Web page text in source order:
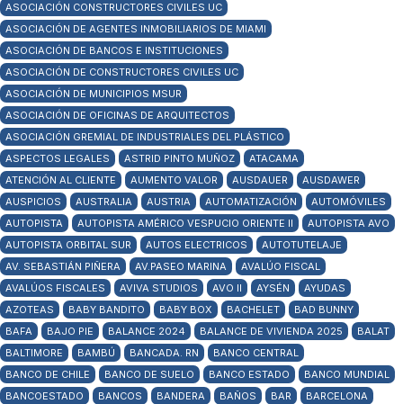
ASOCIACIÓN CONSTRUCTORES CIVILES UC
ASOCIACIÓN DE AGENTES INMOBILIARIOS DE MIAMI
ASOCIACIÓN DE BANCOS E INSTITUCIONES
ASOCIACIÓN DE CONSTRUCTORES CIVILES UC
ASOCIACIÓN DE MUNICIPIOS MSUR
ASOCIACIÓN DE OFICINAS DE ARQUITECTOS
ASOCIACIÓN GREMIAL DE INDUSTRIALES DEL PLÁSTICO
ASPECTOS LEGALES
ASTRID PINTO MUÑOZ
ATACAMA
ATENCIÓN AL CLIENTE
AUMENTO VALOR AUSDAUER
AUSDAWER
AUSPICIOS
AUSTRALIA AUSTRIA AUTOMATIZACIÓN
AUTOMÓVILES
AUTOPISTA
AUTOPISTA AMÉRICO VESPUCIO ORIENTE II
AUTOPISTA AVO
AUTOPISTA ORBITAL SUR
AUTOS ELECTRICOS
AUTOTUTELAJE
AV. SEBASTIÁN PIÑERA
AV.PASEO MARINA
AVALÚO FISCAL
AVALÚOS FISCALES
AVIVA STUDIOS AVO II AYSÉN
AYUDAS
AZOTEAS
BABY BANDITO BABY BOX BACHELET
BAD BUNNY
BAFA
BAJO PIE BALANCE 2024 BALANCE DE VIVIENDA 2025
BALAT
BALTIMORE
BAMBÚ BANCADA. RN
BANCO CENTRAL
BANCO DE CHILE
BANCO DE SUELO BANCO ESTADO
BANCO MUNDIAL
BANCOESTADO
BANCOS BANDERA BAÑOS BAR
BARCELONA